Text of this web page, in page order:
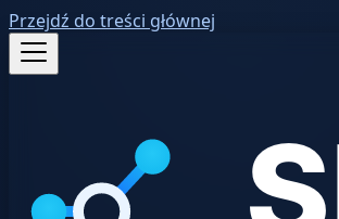
Przejdź do treści głównej